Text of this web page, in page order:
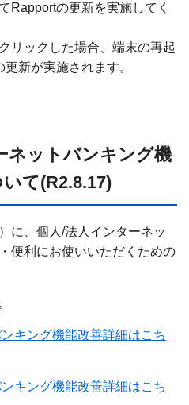
Rapportの更新を実施してく
リックした場合、端末の再起
新が実施されます。
ネットバンキング機
て(R2.8.17)
に、個人/法人インターネッ
便利にお使いいただくための
キング機能改善詳細はこち
キング機能改善詳細はこち